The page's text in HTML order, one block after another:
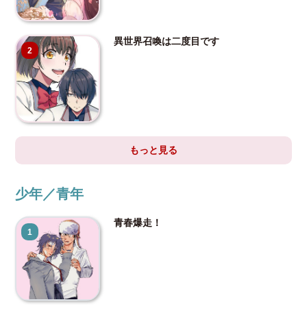
2
異世界召喚は二度目です
もっと見る
少年／青年
1
青春爆走！